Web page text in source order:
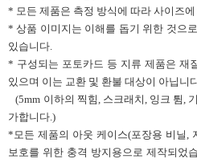
* 모든 제품은 측정 방식에 따라 사이즈
* 상품 이미지는 이해를 돕기 위한 것으
있습니다.
* 구성되는 포토카드 등 지류 제품은 재
있으며 이는 교환 및 환불 대상이 아닙니
(5mm 이하의 찍힘, 스크래치, 잉크 튐,
가합니다.)
*모든 제품의 아웃 케이스(포장용 비닐,
보호를 위한 충격 방지용으로 제작되었